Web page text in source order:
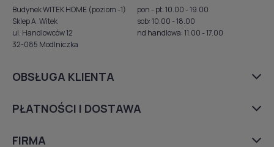
Budynek WITEK HOME (poziom -1)
Sklep A. Witek
ul. Handlowców 12
32-085 Modlniczka
pon - pt: 10.00 - 19.00
sob: 10.00 - 18.00
nd handlowa: 11.00 - 17.00
OBSŁUGA KLIENTA
PŁATNOŚCI I DOSTAWA
FIRMA